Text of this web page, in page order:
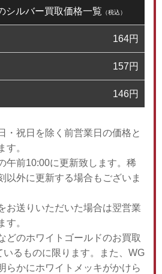
シルバー買取価格一覧 （税込）
164円
157円
146円
・祝日を除く前営業日の価格と
す。
午前10:00に更新致します。稀
以外に更新する場合もございま
お送りいただいた場合は翌営業
す。
どのホワイトゴールドのお買取
いるものに限ります。また、WG
らかにホワイトメッキがかけら